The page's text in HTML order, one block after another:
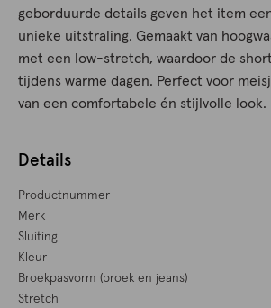
geborduurde details geven het item
unieke uitstraling. Gemaakt van
met een low-stretch, waardoor de
tijdens warme dagen. Perfect voor
van een comfortabele én stijlvolle look.
Details
Productnummer
Merk
Sluiting
Kleur
Broekpasvorm (broek en jeans)
Stretch